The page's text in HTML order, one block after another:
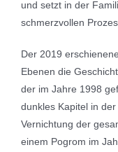
und setzt in der
schmerzvollen
Der 2019
Ebenen die
der im Jahre 1998
dunkles Kapitel in
Vernichtung der
einem Pogrom im